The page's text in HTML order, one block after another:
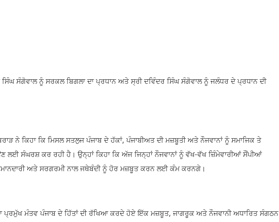
ਸੰਗੋਵਾਲ ਨੂੰ ਸਰਕਲ ਬਿਗਲਾ ਦਾ ਪ੍ਰਧਾਨ ਅਤੇ ਸ੍ਰੀ ਦਵਿੰਦਰ ਸਿੰਘ ਸੰਗੋਵਾਲ ਨੂੰ ਜਲੰਧਰ ਦੇ ਪ੍ਰਧਾਨ ਦੀ
ਨੇ ਕਿਹਾ ਕਿ ਮਿਸਲ ਸਤਲੁਜ ਪੰਜਾਬ ਦੇ ਹੱਕਾਂ, ਪੰਜਾਬੀਅਤ ਦੀ ਮਜ਼ਬੂਤੀ ਅਤੇ ਨੌਜਵਾਨਾਂ ਨੂੰ ਸਮਾਜਿਕ ਤੇ
ਲਈ ਸੰਘਰਸ਼ ਕਰ ਰਹੀ ਹੈ। ਉਨ੍ਹਾਂ ਕਿਹਾ ਕਿ ਅੱਜ ਜਿਨ੍ਹਾਂ ਨੌਜਵਾਨਾਂ ਨੂੰ ਵੱਖ-ਵੱਖ ਜ਼ਿੰਮੇਵਾਰੀਆਂ ਸੌਂਪੀਆਂ
ਅਤੇ ਸਰਗਰਮੀ ਨਾਲ ਜਥੇਬੰਦੀ ਨੂੰ ਹੋਰ ਮਜ਼ਬੂਤ ਕਰਨ ਲਈ ਕੰਮ ਕਰਨਗੇ।
ਪ੍ਰਮੁੱਖ ਮੰਤਵ ਪੰਜਾਬ ਦੇ ਹਿੱਤਾਂ ਦੀ ਰੱਖਿਆ ਕਰਦੇ ਹੋਏ ਇੱਕ ਮਜ਼ਬੂਤ, ਜਾਗਰੂਕ ਅਤੇ ਨੌਜਵਾਨੀ ਅਧਾਰਿਤ ਸੰਗਠਨ